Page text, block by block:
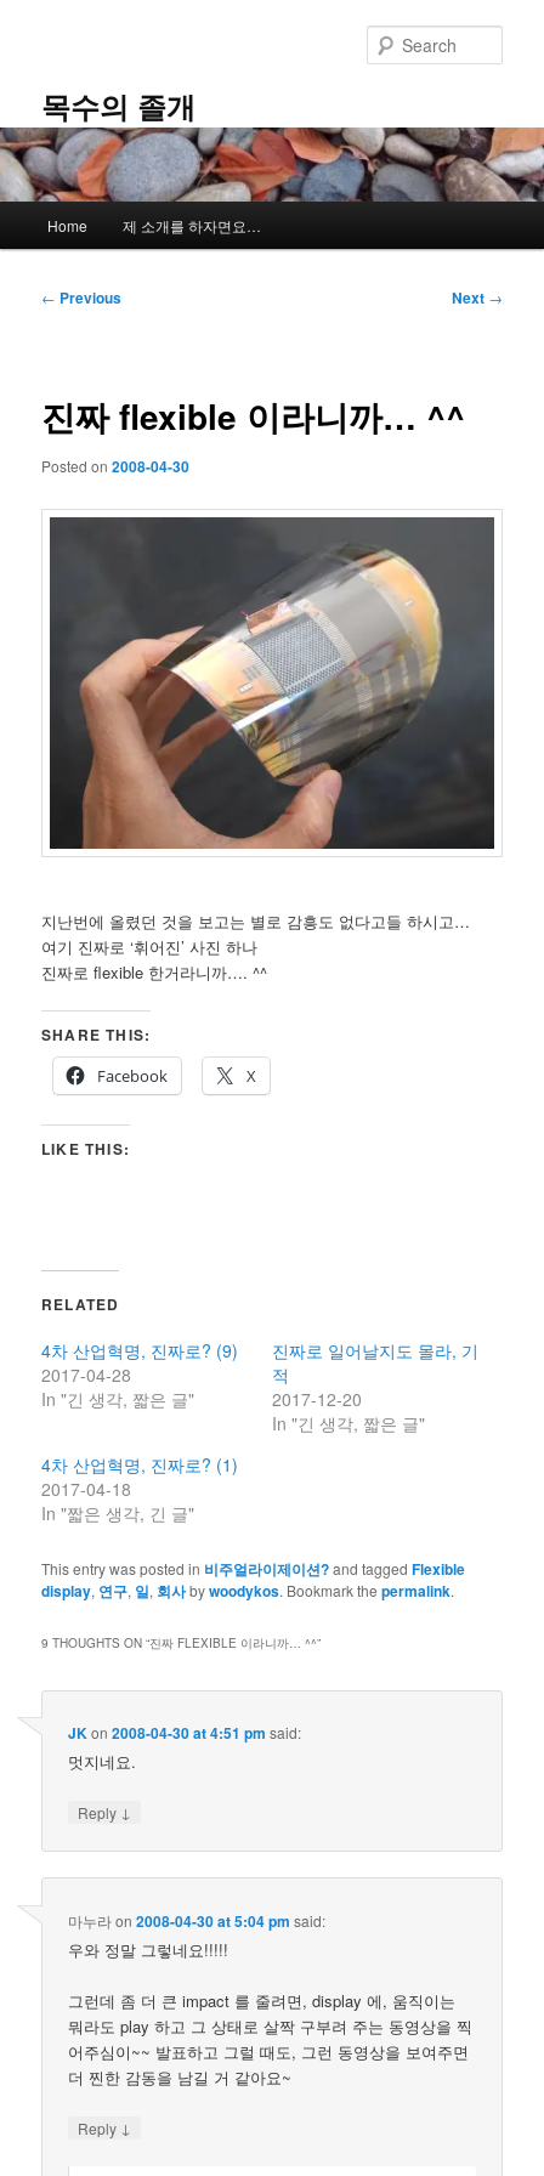
content목수의 졸개
Home 제 소개를 하자면요…
Post
← Previous Next →
진짜 flexible 이라니까… ^^
Posted on2008-04-30
지난번에 올렸던 것을 보고는 별로 감흥도 없다고들 하시고…
여기 진짜로 ‘휘어진’ 사진 하나
진짜로 flexible 한거라니까…. ^^
SHARE THIS:
Facebook
X
LIKE THIS:
RELATED
4차 산업혁명, 진짜로? (9)
2017-04-28
In "긴 생각, 짧은 글"
진짜로 일어날지도 몰라, 기
적
2017-12-20
In "긴 생각, 짧은 글"
4차 산업혁명, 진짜로? (1)
2017-04-18
In "짧은 생각, 긴 글"
This entry was posted in 비주얼라이제이션?and taggedFlexible
display, 연구, 일, 회사bywoodykos. Bookmark thepermalink.
9 THOUGHTS ON “진짜 FLEXIBLE 이라니까… ^^”
JKon2008-04-30 at 4:51 pm said:
멋지네요.
Reply ↓
마누라on2008-04-30 at 5:04 pm said:
우와 정말 그렇네요!!!!!
그런데 좀 더 큰 impact 를 줄려면, display 에, 움직이는
뭐라도 play 하고 그 상태로 살짝 구부려 주는 동영상을 찍
어주심이~~ 발표하고 그럴 때도, 그런 동영상을 보여주면
더 찐한 감동을 남길 거 같아요~
Reply ↓